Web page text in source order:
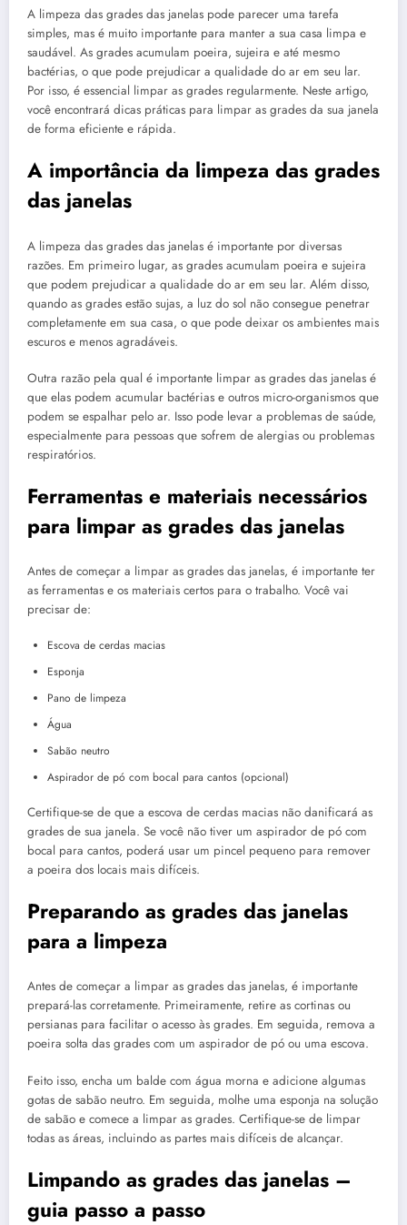
A limpeza das grades das janelas pode parecer uma tarefa
simples, mas é muito importante para manter a sua casa limpa e
saudável. As grades acumulam poeira, sujeira e até mesmo
bactérias, o que pode prejudicar a qualidade do ar em seu lar.
Por isso, é essencial limpar as grades regularmente. Neste artigo,
você encontrará dicas práticas para limpar as grades da sua janela
de forma eficiente e rápida.
A importância da limpeza das grades
das janelas
A limpeza das grades das janelas é importante por diversas
razões. Em primeiro lugar, as grades acumulam poeira e sujeira
que podem prejudicar a qualidade do ar em seu lar. Além disso,
quando as grades estão sujas, a luz do sol não consegue penetrar
completamente em sua casa, o que pode deixar os ambientes mais
escuros e menos agradáveis.
Outra razão pela qual é importante limpar as grades das janelas é
que elas podem acumular bactérias e outros micro-organismos que
podem se espalhar pelo ar. Isso pode levar a problemas de saúde,
especialmente para pessoas que sofrem de alergias ou problemas
respiratórios.
Ferramentas e materiais necessários
para limpar as grades das janelas
Antes de começar a limpar as grades das janelas, é importante ter
as ferramentas e os materiais certos para o trabalho. Você vai
precisar de:
Escova de cerdas macias
Esponja
Pano de limpeza
Água
Sabão neutro
Aspirador de pó com bocal para cantos (opcional)
Certifique-se de que a escova de cerdas macias não danificará as
grades de sua janela. Se você não tiver um aspirador de pó com
bocal para cantos, poderá usar um pincel pequeno para remover
a poeira dos locais mais difíceis.
Preparando as grades das janelas
para a limpeza
Antes de começar a limpar as grades das janelas, é importante
prepará-las corretamente. Primeiramente, retire as cortinas ou
persianas para facilitar o acesso às grades. Em seguida, remova a
poeira solta das grades com um aspirador de pó ou uma escova.
Feito isso, encha um balde com água morna e adicione algumas
gotas de sabão neutro. Em seguida, molhe uma esponja na solução
de sabão e comece a limpar as grades. Certifique-se de limpar
todas as áreas, incluindo as partes mais difíceis de alcançar.
Limpando as grades das janelas –
guia passo a passo